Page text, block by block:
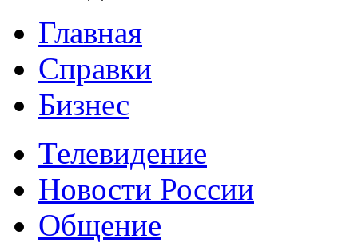
Главная
Справки
Бизнес
Телевидение
Новости России
Общение